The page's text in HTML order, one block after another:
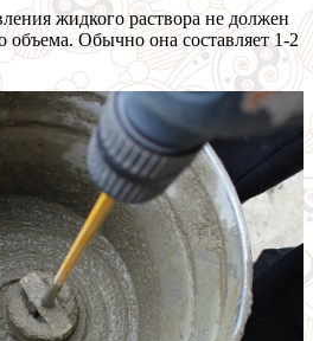
жидкого раствора не должен
объема. Обычно она составляет 1-2